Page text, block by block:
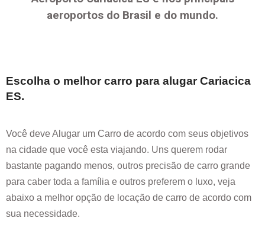
aeroportos do Brasil e do mundo.
Escolha o melhor carro para alugarCariacica
ES.
Você deve Alugar um Carro de acordo com seus objetivos
na cidade que você esta viajando. Uns querem rodar
bastante pagando menos, outros precisão de carro grande
para caber toda a família e outros preferem o luxo, veja
abaixo a melhor opção de locação de carro de acordo com
sua necessidade.